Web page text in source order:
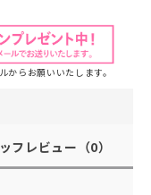
らお願いいたします。
フレビュー （0）